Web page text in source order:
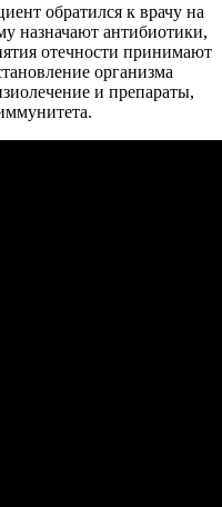
обратился к врачу на
назначают антибиотики,
отечности принимают
организма
и препараты,